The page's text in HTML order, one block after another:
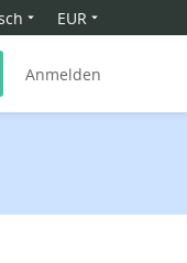
EUR
Anmelden